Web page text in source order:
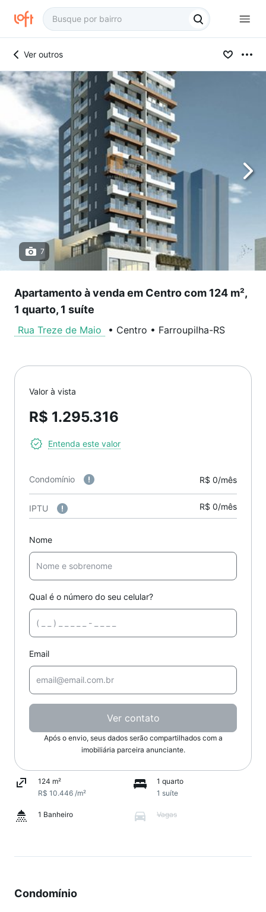
Ver outros
7
Apartamento à venda em Centro com 124 m²,
1 quarto, 1 suíte
Rua Treze de Maio • Centro • Farroupilha-RS
Valor à vista
R$ 1.295.316
Entenda este valor
Condomínio R$ 0/mês
IPTU R$ 0/mês
Nome
Qual é o número do seu celular?
Email
Ver contato
Após o envio, seus dados serão compartilhados com a
imobiliária parceira anunciante.
124 m²
R$ 10.446 /m²
1 quarto
1 suíte
1 Banheiro Vagas
Condomínio